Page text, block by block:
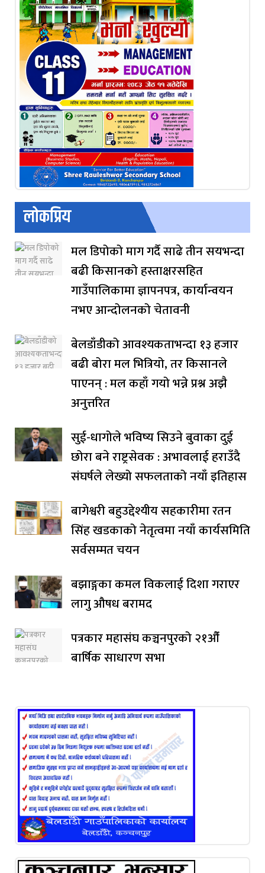
लोकप्रिय
मल डिपोको माग गर्दै साढे तीन सयभन्दा
बढी किसानको हस्ताक्षरसहित
गाउँपालिकामा ज्ञापनपत्र, कार्यान्वयन
नभए आन्दोलनको चेतावनी
बेलडाँडीको आवश्यकताभन्दा १३ हजार
बढी बोरा मल भित्रियो, तर किसानले
पाएनन् : मल कहाँ गयो भन्ने प्रश्न अझै
अनुत्तरित
सुई-धागोले भविष्य सिउने बुवाका दुई
छोरा बने राष्ट्रसेवक : अभावलाई हराउँदै
संघर्षले लेख्यो सफलताको नयाँ इतिहास
बागेश्वरी बहुउद्देश्यीय सहकारीमा रतन
सिंह खडकाको नेतृत्वमा नयाँ कार्यसमिति
सर्वसम्मत चयन
बझाङ्गका कमल विकलाई दिशा गराएर
लागु औषध बरामद
पत्रकार महासंघ कञ्चनपुरको २१औँ
बार्षिक साधारण सभा